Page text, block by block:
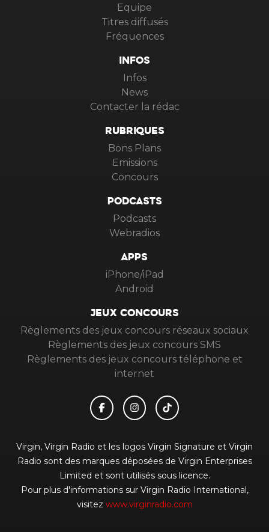
Equipe
Titres diffusés
Fréquences
INFOS
Infos
News
Contacter la rédac
RUBRIQUES
Bons Plans
Emissions
Concours
PODCASTS
Podcasts
Webradios
APPS
iPhone/iPad
Android
JEUX CONCOURS
Règlements des jeux concours réseaux sociaux
Règlements des jeux concours SMS
Règlements des jeux concours téléphone et
internet
Virgin, Virgin Radio et les logos Virgin Signature et Virgin
Radio sont des marques déposées de Virgin Enterprises
Limited et sont utilisés sous licence.
Pour plus d'informations sur Virgin Radio International,
visitez www.virginradio.com